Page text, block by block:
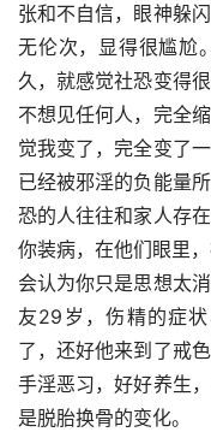
张和不自信，眼神躲
无伦次，显得很尴尬
久，就感觉社恐变得
不想见任何人，完全
觉我变了，完全变了
已经被邪淫的负能量
恐的人往往和家人存
你装病，在他们眼里
会认为你只是思想太
友29岁，伤精的症
了，还好他来到了戒
手淫恶习，好好养生
是脱胎换骨的变化。